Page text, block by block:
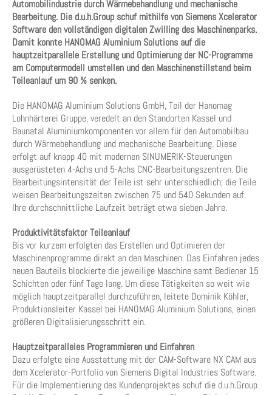
Automobilindustrie durch Wärmebehandlung und mechanische
Bearbeitung. Die d.u.h.Group schuf mithilfe von Siemens Xcelerator
Software den vollständigen digitalen Zwilling des Maschinenparks.
Damit konnte HANOMAG Aluminium Solutions auf die
hauptzeitparallele Erstellung und Optimierung der NC-Programme
am Computermodell umstellen und den Maschinenstillstand beim
Teileanlauf um 90 % senken.
Die HANOMAG Aluminium Solutions GmbH, Teil der Hanomag
Lohnhärterei Gruppe, veredelt an den Standorten Kassel und
Baunatal Aluminiumkomponenten vor allem für den Automobilbau
durch Wärmebehandlung und mechanische Bearbeitung. Diese
erfolgt auf knapp 40 mit modernen SINUMERIK-Steuerungen
ausgerüsteten 4-Achs und 5-Achs CNC-Bearbeitungszentren. Die
Bearbeitungsintensität der Teile ist sehr unterschiedlich; die Teile
weisen Bearbeitungszeiten zwischen 75 und 540 Sekunden auf.
Ihre durchschnittliche Laufzeit beträgt etwa sieben Jahre.
Produktivitätsfaktor Teileanlauf
Bis vor kurzem erfolgten das Erstellen und Optimieren der
Maschinenprogramme direkt an den Maschinen. Das Einfahren jedes
neuen Bauteils blockierte die jeweilige Maschine samt Bediener 15
Schichten oder fünf Tage lang. Um diese Tätigkeiten so weit wie
möglich hauptzeitparallel durchzuführen, leitete Dominik Köhler,
Produktionsleiter Kassel bei HANOMAG Aluminium Solutions, einen
größeren Digitalisierungsschritt ein.
Hauptzeitparalleles Programmieren und Einfahren
Dazu erfolgte eine Ausstattung mit der CAM-Software NX CAM aus
dem Xcelerator-Portfolio von Siemens Digital Industries Software.
Für die Implementierung des Kundenprojektes schuf die d.u.h.Group